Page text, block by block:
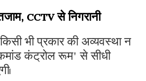
CCTV से निगरानी
किसी भी प्रकार की अव्यवस्था न
कंट्रोल रूम' से सीधी